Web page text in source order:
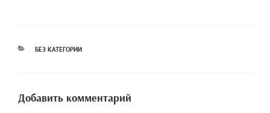
РУБРИКИ
БЕЗ КАТЕГОРИИ
Добавить комментарий